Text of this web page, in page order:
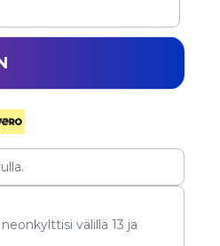
välillä 13 ja